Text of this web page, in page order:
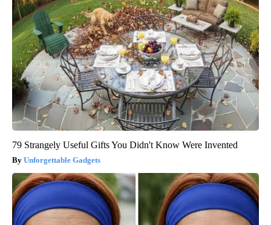
79 Strangely Useful Gifts You Didn't Know Were Invented
Unforgettable Gadgets